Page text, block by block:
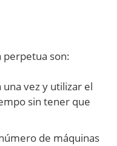
perpetua son:
vez y utilizar el
sin tener que
de máquinas